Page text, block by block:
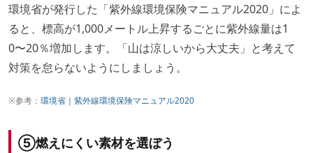
環境省が発行した「紫外線環境保険マニュアル2020」によ
ると、標高が1,000メートル上昇するごとに紫外線量は1
0〜20％増加します。「山は涼しいから大丈夫」と考えて
対策を怠らないようにしましょう。
※参考： 環境省｜紫外線環境保険マニュアル2020
⑤燃えにくい素材を選ぼう